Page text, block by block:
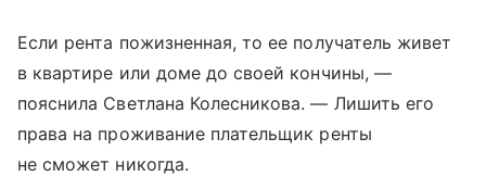
Если рента пожизненная, то ее получатель живет
в квартире или доме до своей кончины, —
пояснила Светлана Колесникова. — Лишить его
права на проживание плательщик ренты
не сможет никогда.